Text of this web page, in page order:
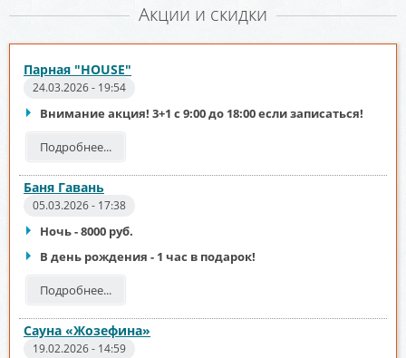
Акции и скидки
Парная "HOUSE"
24.03.2026 - 19:54
Внимание акция! 3+1 с 9:00 до 18:00 если записаться!
Подробнее...
Баня Гавань
05.03.2026 - 17:38
Ночь - 8000 руб.
В день рождения - 1 час в подарок!
Подробнее...
Сауна «Жозефина»
19.02.2026 - 14:59